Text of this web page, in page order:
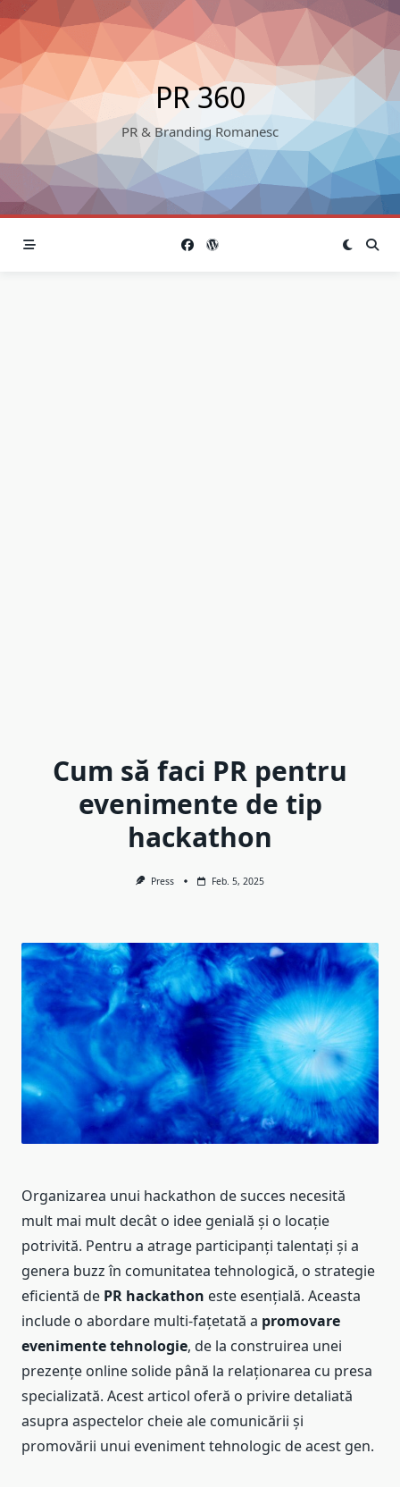
Skip
to
content
PR 360
PR & Branding Romanesc
Cum să faci PR pentru
evenimente de tip
hackathon
Press Feb. 5, 2025
Organizarea unui hackathon de succes necesită
mult mai mult decât o idee genială și o locație
potrivită. Pentru a atrage participanți talentați și a
genera buzz în comunitatea tehnologică, o strategie
eficientă de PR hackathon este esențială. Aceasta
include o abordare multi-fațetată a promovare
evenimente tehnologie, de la construirea unei
prezențe online solide până la relaționarea cu presa
specializată. Acest articol oferă o privire detaliată
asupra aspectelor cheie ale comunicării și
promovării unui eveniment tehnologic de acest gen.